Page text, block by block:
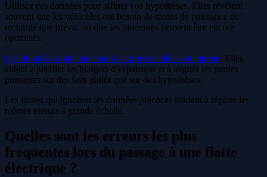
Utilisez ces données pour affiner vos hypothèses. Elles révèlent
souvent que les véhicules ont besoin de moins de puissance de
recharge que prévu, ou que les itinéraires peuvent être encore
optimisés.
Les données soutiennent aussi la prise de décision interne. Elles
aident à justifier les budgets d'expansion et à aligner les parties
prenantes sur des faits plutôt que sur des hypothèses.
Les flottes qui ignorent les données précoces tendent à répéter les
mêmes erreurs à grande échelle.
Quelles sont les erreurs les plus
fréquentes lors du passage à une flotte
électrique ?